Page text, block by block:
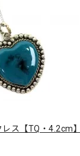
ス【TQ・4.2cm】